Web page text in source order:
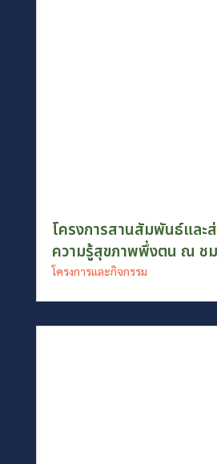
โครงการสานสัมพันธ์และ
ความรู้สุขภาพพึ่งตน ณ ชม
โครงการและกิจกรรม